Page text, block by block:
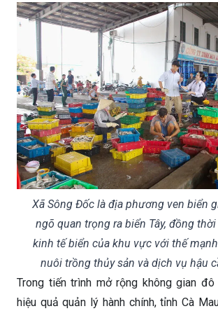
Xã Sông Đốc là địa phương ven biển
ngõ quan trọng ra biển Tây, đồng
kinh tế biển của khu vực với thế
nuôi trồng thủy sản và dịch vụ hậu
Trong tiến trình mở rộng không gian
hiệu quả quản lý hành chính, tỉnh Cà